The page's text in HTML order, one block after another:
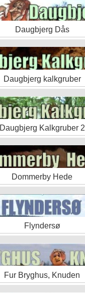
Daugbjerg Dås
Daugbjerg kalkgruber
Daugbjerg Kalkgruber 2
Dommerby Hede
Flyndersø
Fur Bryghus, Knuden